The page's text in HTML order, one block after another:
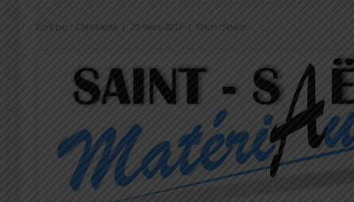
Écrit par : Christophe 25 mars 2019 Dans :Sports